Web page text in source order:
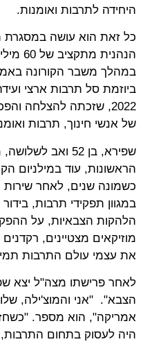
היחידה לתרבות ואומנות.
כל זאת הוא עושה במסגרת
הנהנית
במהלך משבר הקורונה
ביוזמת סל תרבות ארצי
2022, שזכתה להצלחה
של אנשי חינוך, תרבות
שפירא, בן 52 ואב
הראשונות, עוד במילניום
כשמונה שנים, לאחר שירות
במגוון תפקידי תרבות,
הלהקות הצבאיות, על
מוזיקאים מצטיינים,
את עצמי עולם התרבות
לאחר פרישתו מצה"ל יצא
הצבא". "אני והמוצ'ילה,
אמריקה", הוא מספר.
היה לעסוק בתחום התרבות,